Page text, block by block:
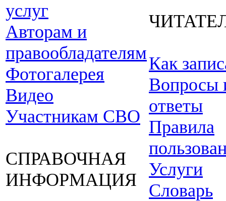
услуг
Авторам и
правообладателям
Фотогалерея
Видео
Участникам СВО
СПРАВОЧНАЯ
ИНФОРМАЦИЯ
Как
Вопросы
ответы
Правила
Услуги
Словарь